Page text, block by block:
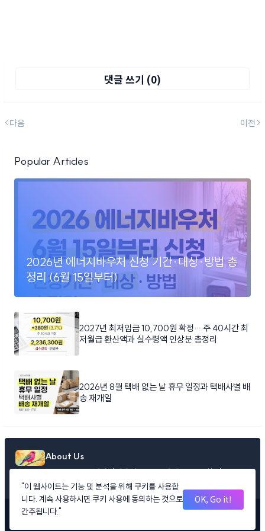
댓글 쓰기 (0)
다음 이전
Popular Articles
2026년 에너지바우처 신청 기간·대상·방법 총
정리 (6월 15일부터)
2027년 최저임금 10,700원 확정… 주 40시간 최
저월급 환산액과 실수령액 인상분 총정리
2026년 8월 택배 없는 날 휴무 일정과 택배사별 배
송 재개일
About Us
LifeInfoDaily: 매일 당신의 삶을 풍요롭게 만드는 유용한 정보들을
엄선하여 제공합니다
"이 웹사이트는 기능 및 분석을 위해 쿠키를 사용합
니다. 계속 사용하시면 쿠키 사용에 동의하는 것으로
간주됩니다."
OK, Go it!